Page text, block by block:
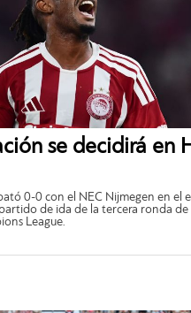
se decidirá en
0-0 con el NEC Nijmegen en el
partido de ida de la tercera ronda de
League.